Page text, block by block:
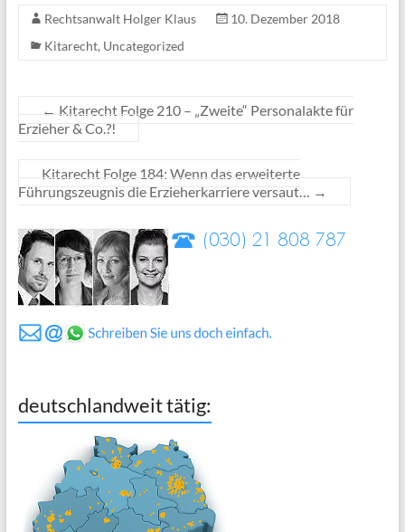
Rechtsanwalt Holger Klaus
10. Dezember 2018
Kitarecht, Uncategorized
← Kitarecht Folge 210 – „Zweite“ Personalakte für
Erzieher & Co.?!
Kitarecht Folge 184: Wenn das erweiterte
Führungszeugnis die Erzieherkarriere versaut…
→
deutschlandweit tätig: